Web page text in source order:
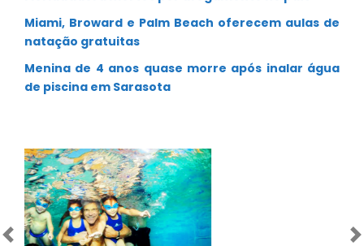
Miami, Broward e Palm Beach oferecem aulas de
natação gratuitas
Menina de 4 anos quase morre após inalar água
de piscina em Sarasota
Anterior